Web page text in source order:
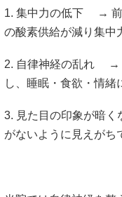
1. 集中力の低下 → 前
の酸素供給が減り集中
2. 自律神経の乱れ →
し、睡眠・食欲・情緒
3. 見た目の印象が暗
がないように見えがち